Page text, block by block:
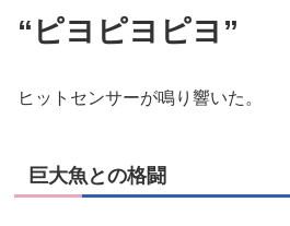
“ピヨピヨピヨ”
ヒットセンサーが鳴り響いた。
巨大魚との格闘